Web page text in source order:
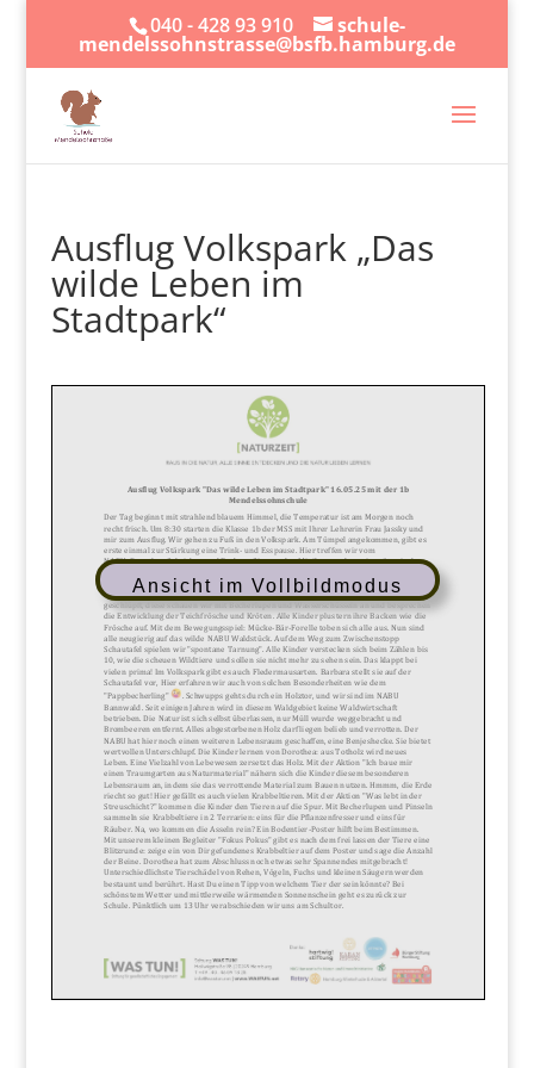
040 - 428 93 910 schule-
mendelssohnstrasse@bsfb.hamburg.de
Ausflug Volkspark „Das
wilde Leben im
Stadtpark“
Ansicht im Vollbildmodus